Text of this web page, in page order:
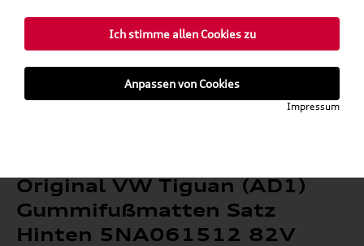
» »
Komfort & Schutz »
Original VW Tiguan (AD1)
Gummifußmatten Satz
Hinten 5NA061512 82V
Ich stimme allen Cookies zu
Anpassen von Cookies
Impressum